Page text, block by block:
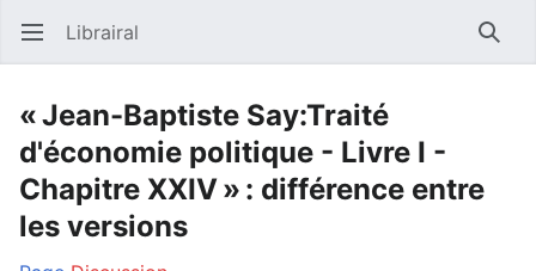
Ouvrir le menu principal Librairal
« Jean-Baptiste Say:Traité
d'économie politique - Livre I -
Chapitre XXIV » : différence entre
les versions